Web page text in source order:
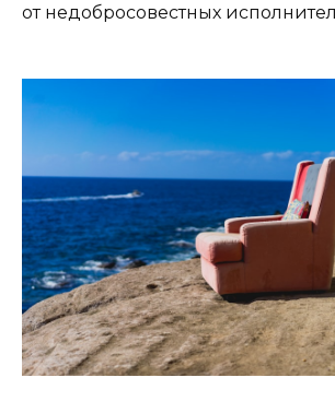
от недобросовестных